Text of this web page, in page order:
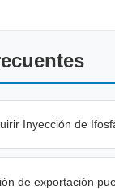
Inyección de
de exportación